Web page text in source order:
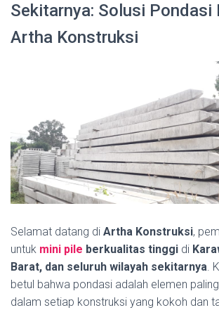
Sekitarnya: Solusi Pondasi
Artha Konstruksi
Selamat datang di Artha Konstruksi,
untuk mini pile berkualitas tinggi di
Barat, dan seluruh wilayah sekitarnya.
betul bahwa pondasi adalah elemen
dalam setiap konstruksi yang kokoh dan